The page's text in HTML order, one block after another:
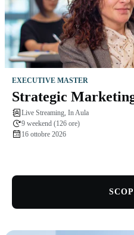
EXECUTIVE MASTER
Strategic
Live Streaming, In Aula
9 weekend (126 ore)
16 ottobre 2026